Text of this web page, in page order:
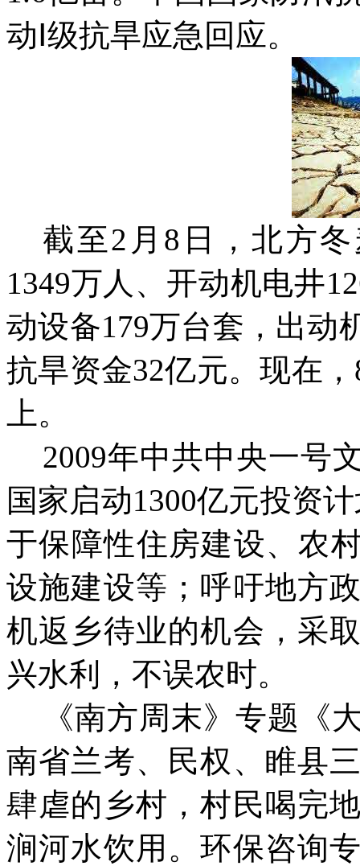
动Ⅰ级抗旱应急回应。
截至2月8日，北方
1349万人、开动机电井
动设备179万台套，出动
抗旱资金32亿元。现在
上。
2009年中共中央一号
国家启动1300亿元投资
于保障性住房建设、农
设施建设等；呼吁地方
机返乡待业的机会，采
兴水利，不误农时。
《南方周末》专题《
南省兰考、民权、睢县
肆虐的乡村，村民喝完
涧河水饮用。环保咨询